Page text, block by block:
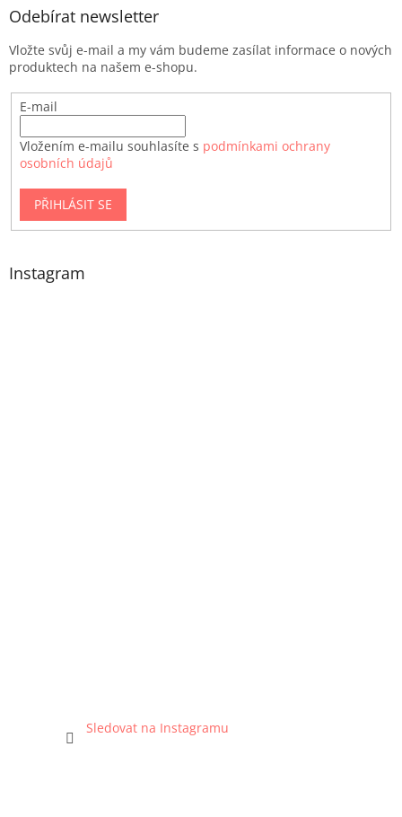
Odebírat newsletter
Vložte svůj e-mail a my vám budeme zasílat informace o nových
produktech na našem e-shopu.
E-mail
Vložením e-mailu souhlasíte s podmínkami ochrany
osobních údajů
PŘIHLÁSIT SE
Instagram
Sledovat na Instagramu